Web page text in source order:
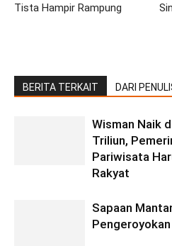
Tista Hampir Rampung
BERITA TERKAIT DARI
Wisman Naik
Triliun,
Pariwisata
Rakyat
Sapaan